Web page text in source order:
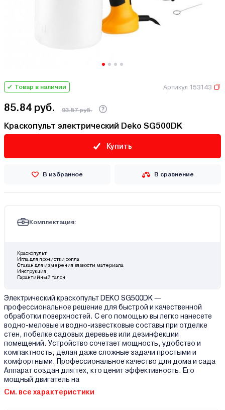
Товар в наличии Артикул 153143
85.84 руб. 93.57 руб.
Краскопульт электрический Deko SG500DK
Купить
В избранное В сравнение
Комплектация:
Краскопульт
Игла для прочистки сопла
Стакан для измерения вязкости материала
Инструкция
Гарантийный талон
Электрический краскопульт DEKO SG500DK —
профессиональное решение для быстрой и качественной
обработки поверхностей. С его помощью вы легко нанесете
водно-меловые и водно-известковые составы при отделке
стен, побелке садовых деревьев или дезинфекции
помещений. Устройство сочетает мощность, удобство и
компактность, делая даже сложные задачи простыми и
комфортными. Профессиональное качество для дома и сада
Аппарат создан для тех, кто ценит эффективность. Его
мощный двигатель на
См. все характеристики